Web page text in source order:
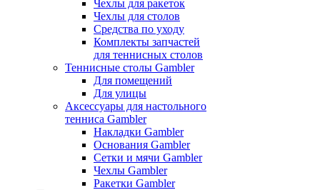
Чехлы для ракеток
Чехлы для столов
Средства по уходу
Комплекты запчастей
для теннисных столов
Теннисные столы Gambler
Для помещений
Для улицы
Аксессуары для настольного
тенниса Gambler
Накладки Gambler
Основания Gambler
Сетки и мячи Gambler
Чехлы Gambler
Ракетки Gambler